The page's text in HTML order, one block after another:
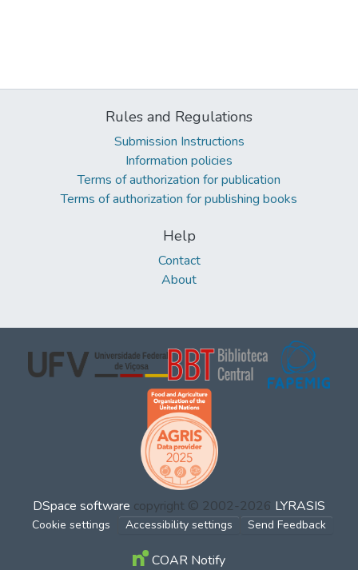
Rules and Regulations
Submission Instructions
Information policies
Terms of authorization for publication
Terms of authorization for publishing books
Help
Contact
About
DSpace software copyright © 2002-2026 LYRASIS
Cookie settings Accessibility settings Send Feedback
COAR Notify